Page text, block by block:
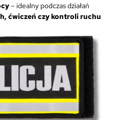
– idealny podczas działań
ćwiczeń czy kontroli ruchu